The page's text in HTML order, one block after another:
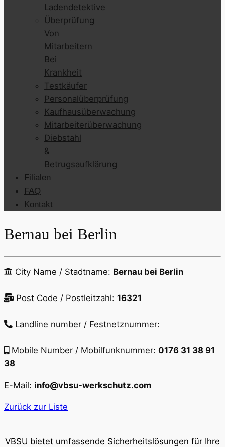
Ladendetektive
Überprüfung
Von
Mitarbeitern
Bei
Krankheit
Testkäufer
Personalüberprüfung
Kaufhausüberwachung
Mitarbeiterüberwachung
Diebstahl
&
Betrugsaufklärung
Filialen
FAQ
Kontakt
Bernau bei Berlin
City Name / Stadtname: Bernau bei Berlin
Post Code / Postleitzahl: 16321
Landline number / Festnetznummer:
Mobile Number / Mobilfunknummer: 0176 31 38 91
38
E-Mail: info@vbsu-werkschutz.com
Zurück zur Liste
VBSU bietet umfassende Sicherheitslösungen für Ihre